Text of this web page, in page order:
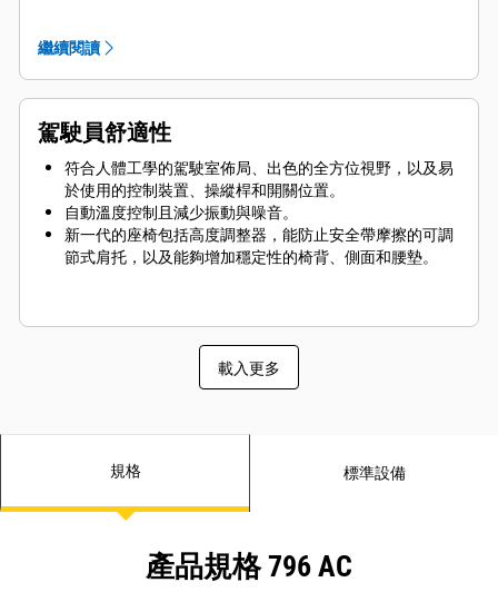
繼續閱讀
駕駛員舒適性
符合人體工學的駕駛室佈局、出色的全方位視野，以及易
於使用的控制裝置、操縱桿和開關位置。
自動溫度控制且減少振動與噪音。
新一代的座椅包括高度調整器，能防止安全帶摩擦的可調
節式肩托，以及能夠增加穩定性的椅背、側面和腰墊。
載入更多
規格 標準設備
產品規格 796 AC